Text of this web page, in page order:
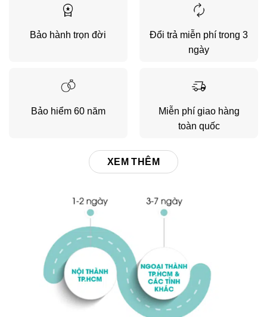
Bảo hành trọn đời
Đổi trả miễn phí trong 3
ngày
Bảo hiểm 60 năm
Miễn phí giao hàng
toàn quốc
XEM THÊM